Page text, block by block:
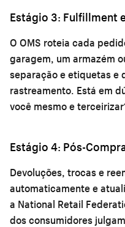
Estágio 3: Fulfillment
O OMS roteia cada
garagem, um armazém
separação e etiquetas e
rastreamento. Está em
você mesmo e
Estágio 4: Pós-
Devoluções, trocas e
automaticamente e
a National Retail
dos consumidores